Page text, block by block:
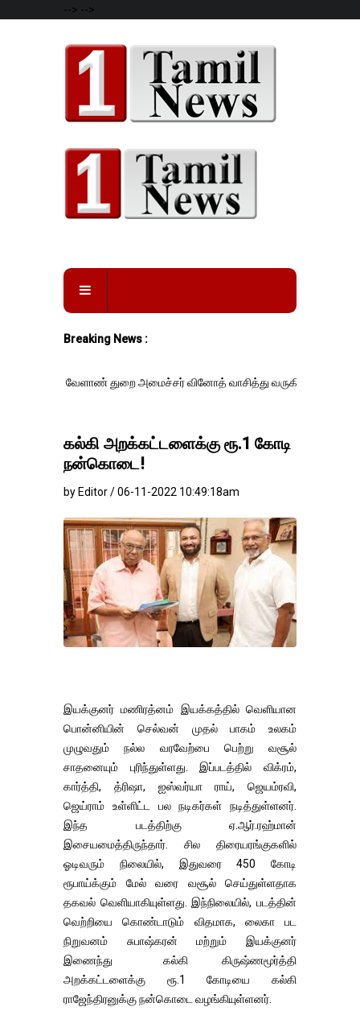
--> -->
Breaking News :
துறை அமைச்சர் வினோத் வாசித்து வருகிறார். �.
கல்கி அறக்கட்டளைக்கு ரூ.1 கோடி
நன்கொடை!
by Editor / 06-11-2022 10:49:18am
இயக்குனர் மணிரத்னம் இயக்கத்தில் வெளியான
பொன்னியின் செல்வன் முதல் பாகம் உலகம்
முழுவதும் நல்ல வரவேற்பை பெற்று வசூல்
சாதனையும் புரிந்துள்ளது. இப்படத்தில் விக்ரம்,
கார்த்தி, த்ரிஷா, ஐஸ்வர்யா ராய், ஜெயம்ரவி,
ஜெய்ராம் உள்ளிட்ட பல நடிகர்கள் நடித்துள்ளனர்.
இந்த படத்திற்கு ஏ.ஆர்.ரஹ்மான்
இசையமைத்திருந்தார். சில திரையரங்குகளில்
ஓடிவரும் நிலையில், இதுவரை 450 கோடி
ரூபாய்க்கும் மேல் வரை வசூல் செய்துள்ளதாக
தகவல் வெளியாகியுள்ளது. இந்நிலையில், படத்தின்
வெற்றியை கொண்டாடும் விதமாக, லைகா பட
நிறுவனம் சுபாஷ்கரன் மற்றும் இயக்குனர்
இணைந்து கல்கி கிருஷ்ணமூர்த்தி
அறக்கட்டளைக்கு ரூ.1 கோடியை கல்கி
ராஜேந்திரனுக்கு நன்கொடை வழங்கியுள்ளனர்.